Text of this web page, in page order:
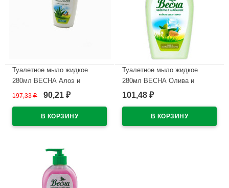
Туалетное мыло жидкое
280мл ВЕСНА Алоэ и
овсяное молочко арт.5098
197,33₽ 90,21 ₽
Туалетное мыло жидкое
280мл ВЕСНА Олива и
миндальное молочко,персик
101,48 ₽